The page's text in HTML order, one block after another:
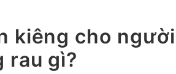
kiêng cho
rau gì?